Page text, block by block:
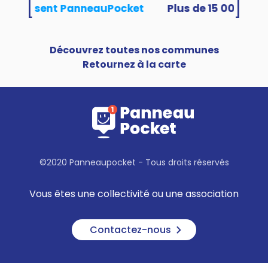
utilisent PanneauPocket
Découvrez toutes nos communes
Retournez à la carte
©2020 Panneaupocket - Tous droits réservés
Vous êtes une collectivité ou une association
Contactez-nous